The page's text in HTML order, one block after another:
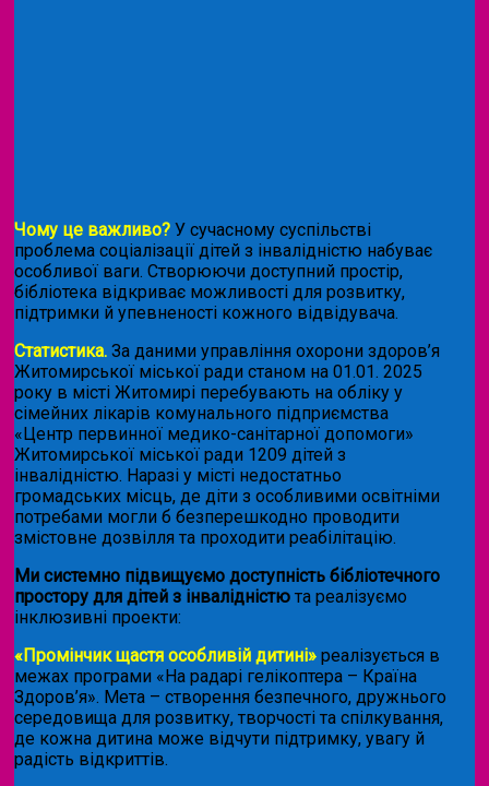
Чому це важливо? У сучасному суспільстві
проблема соціалізації дітей з інвалідністю набуває
особливої ваги. Створюючи доступний простір,
бібліотека відкриває можливості для розвитку,
підтримки й упевненості кожного відвідувача.
Статистика. За даними управління охорони здоров’я
Житомирської міської ради станом на 01.01. 2025
року в місті Житомирі перебувають на обліку у
сімейних лікарів комунального підприємства
«Центр первинної медико-санітарної допомоги»
Житомирської міської ради 1209 дітей з
інвалідністю. Наразі у місті недостатньо
громадських місць, де діти з особливими освітніми
потребами могли б безперешкодно проводити
змістовне дозвілля та проходити реабілітацію.
Ми системно підвищуємо доступність бібліотечного
простору для дітей з інвалідністю та реалізуємо
інклюзивні проекти:
«Промінчик щастя особливій дитині» реалізується в
межах програми «На радарі гелікоптера – Країна
Здоров’я». Мета – створення безпечного, дружнього
середовища для розвитку, творчості та спілкування,
де кожна дитина може відчути підтримку, увагу й
радість відкриттів.